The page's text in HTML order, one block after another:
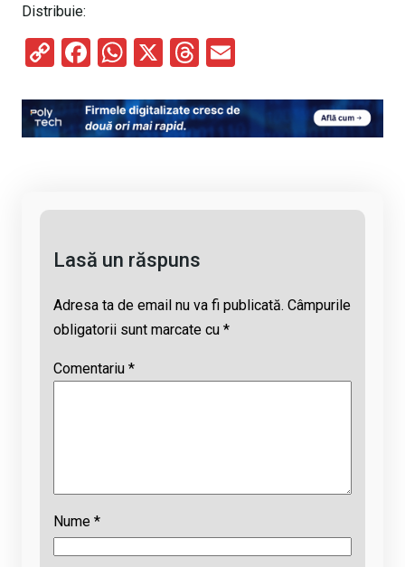
Distribuie:
C
py
Li
F
ce
b
W
at
s
X
T
e
a
ail
Lasă un răspuns
Adresa ta de email nu va fi publicată. Câmpurile
obligatorii sunt marcate cu *
Comentariu *
Nume *